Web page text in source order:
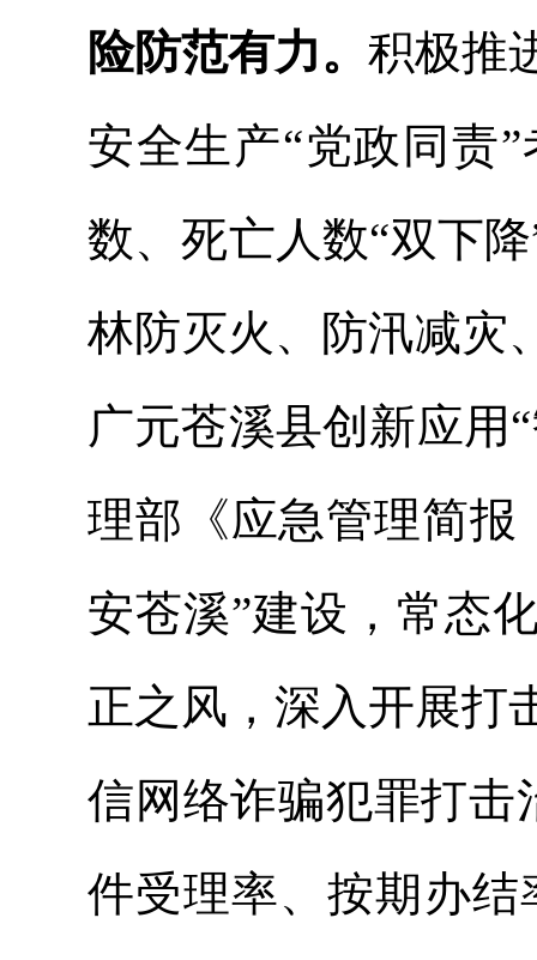
险防范有力。积极推
安全生产“党政同责
数、死亡人数“双下降
林防灭火、防汛减灾
广元苍溪县创新应用
理部《应急管理简报
安苍溪”建设，常态
正之风，深入开展打
信网络诈骗犯罪打击
件受理率、按期办结